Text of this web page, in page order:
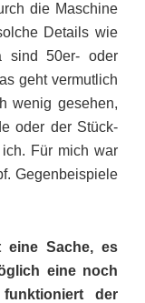
die Ma­schine
Details wie
sind 50er- oder
geht vermutlich
wenig gesehen,
oder der Stück­
Für mich war
Gegen­beispiele
eine Sache, es
eine noch
der